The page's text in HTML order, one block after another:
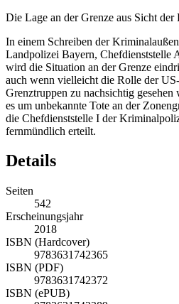
Die Lage an der Grenze aus Sicht
In einem Schreiben der
Landpolizei Bayern, Chefdienststelle
wird die Situation an der Grenze
auch wenn vielleicht die Rolle der
Grenztruppen zu nachsichtig
es um unbekannte Tote an der
die Chefdienststelle I der
fernmündlich erteilt.
Details
Seiten
542
Erscheinungsjahr
2018
ISBN (Hardcover)
9783631742365
ISBN (PDF)
9783631742372
ISBN (ePUB)